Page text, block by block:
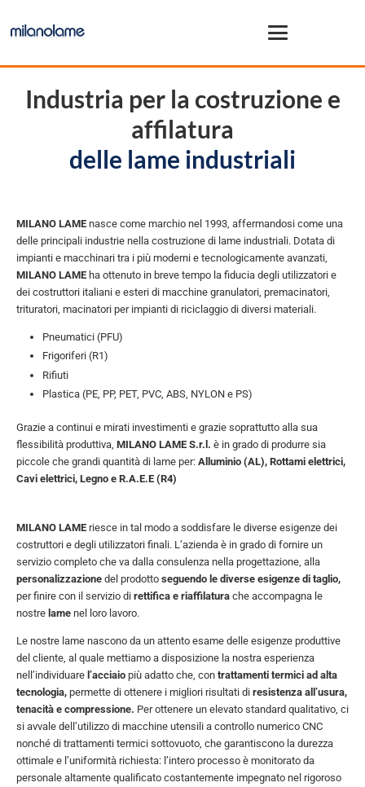
Industria per la costruzione e
affilatura
delle lame industriali
MILANO LAMEnasce come marchio nel 1993, affermandosi come una
delle principali industrie nella costruzione di lame industriali. Dotata di
impianti e macchinari tra i più moderni e tecnologicamente avanzati,
MILANO LAMEha ottenuto in breve tempo la fiducia degli utilizzatori e
dei costruttori italiani e esteri di macchine granulatori, premacinatori,
trituratori, macinatori per impianti di riciclaggio di diversi materiali.
Pneumatici (PFU)
Frigoriferi (R1)
Rifiuti
Plastica (PE, PP, PET, PVC, ABS, NYLON e PS)
Grazie a continui e mirati investimenti e grazie soprattutto alla sua
flessibilità produttiva, MILANO LAME S.r.l. è in grado di produrre sia
piccole che grandi quantità di lame per: Alluminio (AL), Rottami elettrici,
Cavi elettrici, Legno e R.A.E.E (R4)
MILANO LAMEriesce in tal modo a soddisfare le diverse esigenze dei
costruttori e degli utilizzatori finali. L’azienda è in grado di fornire un
servizio completo che va dalla consulenza nella progettazione, alla
personalizzazionedel prodotto seguendo le diverse esigenze di taglio,
per finire con il servizio di rettifica e riaffilaturache accompagna le
nostre lamenel loro lavoro.
Le nostre lame nascono da un attento esame delle esigenze produttive
del cliente, al quale mettiamo a disposizione la nostra esperienza
nell’individuare l’acciaiopiù adatto che, con trattamenti termici ad alta
tecnologia,permette di ottenere i migliori risultati di resistenza all’usura,
tenacità e compressione. Per ottenere un elevato standard qualitativo, ci
si avvale dell’utilizzo di macchine utensili a controllo numerico CNC
nonché di trattamenti termici sottovuoto, che garantiscono la durezza
ottimale e l’uniformità richiesta: l’intero processo è monitorato da
personale altamente qualificato costantemente impegnato nel rigoroso